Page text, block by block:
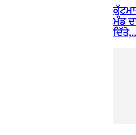
ਮੰਡ